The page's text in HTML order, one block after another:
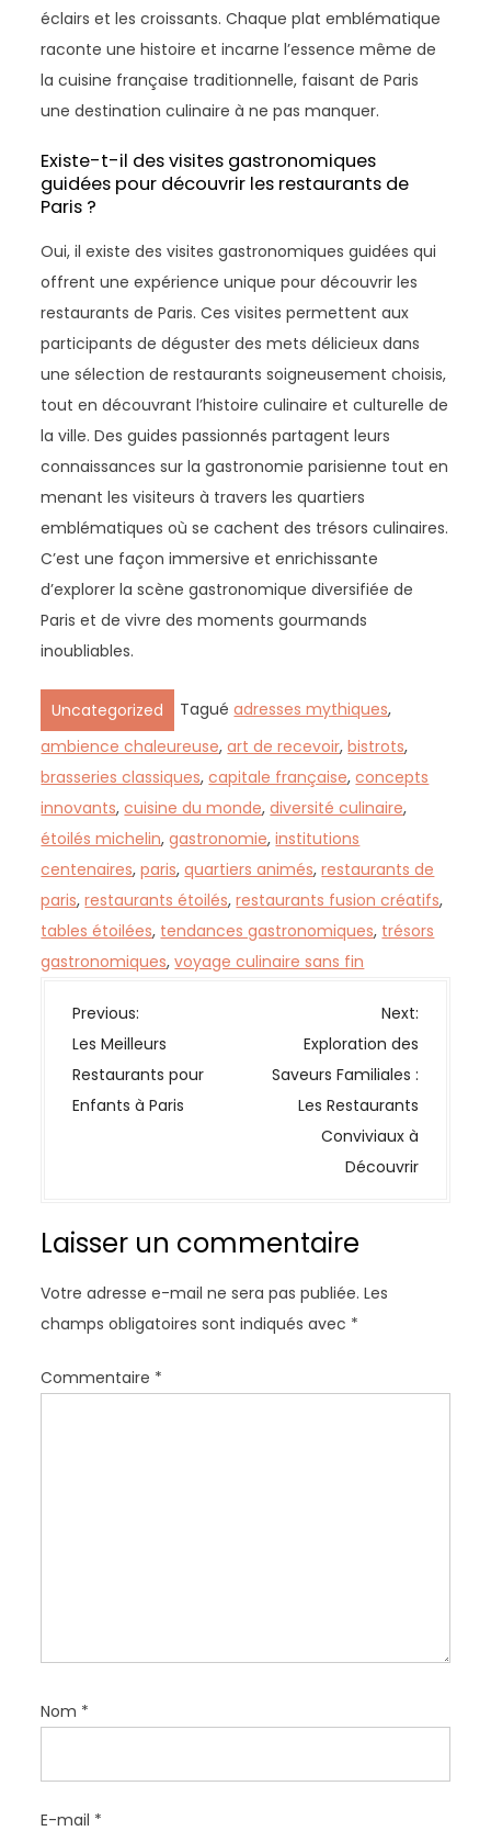
éclairs et les croissants. Chaque plat emblématique
raconte une histoire et incarne l’essence même de
la cuisine française traditionnelle, faisant de Paris
une destination culinaire à ne pas manquer.
Existe-t-il des visites gastronomiques
guidées pour découvrir les restaurants de
Paris ?
Oui, il existe des visites gastronomiques guidées qui
offrent une expérience unique pour découvrir les
restaurants de Paris. Ces visites permettent aux
participants de déguster des mets délicieux dans
une sélection de restaurants soigneusement choisis,
tout en découvrant l’histoire culinaire et culturelle de
la ville. Des guides passionnés partagent leurs
connaissances sur la gastronomie parisienne tout en
menant les visiteurs à travers les quartiers
emblématiques où se cachent des trésors culinaires.
C’est une façon immersive et enrichissante
d’explorer la scène gastronomique diversifiée de
Paris et de vivre des moments gourmands
inoubliables.
Uncategorized Taguéadresses mythiques,
ambience chaleureuse,art de recevoir,bistrots,
brasseries classiques,capitale française,concepts
innovants,cuisine du monde,diversité culinaire,
étoilés michelin,gastronomie,institutions
centenaires,paris,quartiers animés,restaurants de
paris,restaurants étoilés,restaurants fusion créatifs,
tables étoilées, tendances gastronomiques, trésors
gastronomiques,voyage culinaire sans fin
N
a
v
i
o
d
e
l
’
Previous:
Les Meilleurs
Restaurants pour
Enfants à Paris
Next:
Exploration des
Saveurs Familiales :
Les Restaurants
Conviviaux à
Découvrir
Laisser un commentaire
Votre adresse e-mail ne sera pas publiée. Les
champs obligatoires sont indiqués avec *
Commentaire *
Nom *
E-mail *